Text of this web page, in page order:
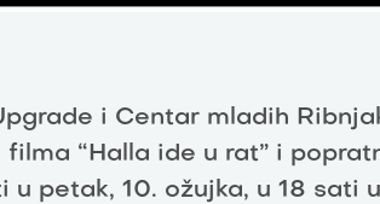
i Centar mladih
“Halla ide u rat” i
petak, 10. ožujka, u 18 sati u